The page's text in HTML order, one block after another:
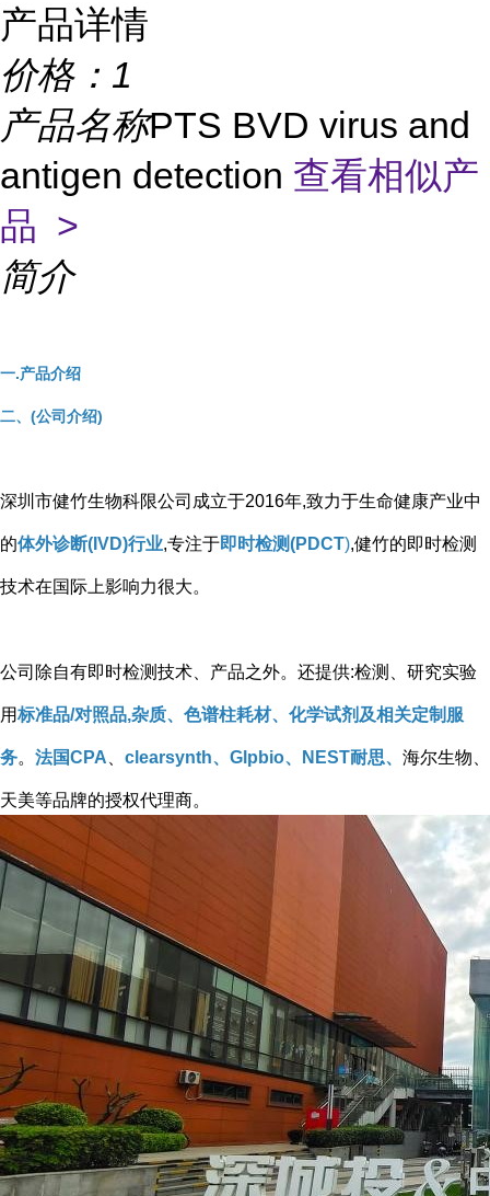
产品详情
价格： 1
产品名称PTS BVD virus and
antigen detection 查看相似产
品 >
简介
一.产品介绍
二、(公司介绍)
深圳市健竹生物科限公司成立于2016年,致力于生命健康产业中
的体外诊断(IVD)行业,专注于即时检测(PDCT),健竹的即时检测
技术在国际上影响力很大。
公司除自有即时检测技术、产品之外。还提供:检测、研究实验
用标准品/对照品,杂质、色谱柱耗材、化学试剂及相关定制服
务。 法国CPA clearsynth、Glpbio、NEST耐思、 海尔生物、
天美等品牌的授权代理商。